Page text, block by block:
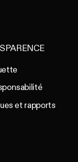
et rapports